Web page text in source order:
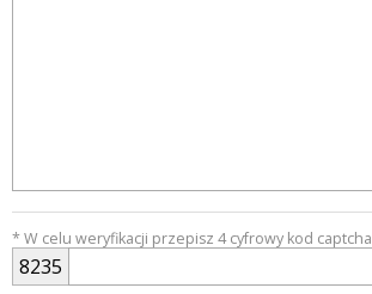
* W celu weryfikacji przepisz 4 cyfrowy kod captcha
8235